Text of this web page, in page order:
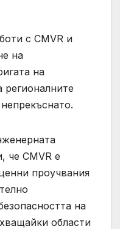
с CMVR и
на
на
регионалните
че CMVR е
проучвания
на
области